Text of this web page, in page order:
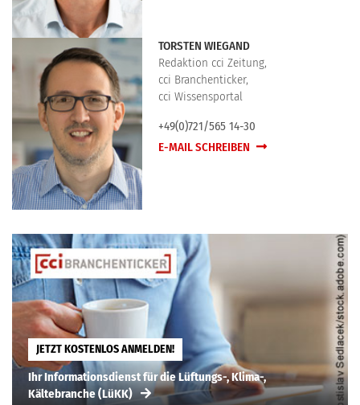
TORSTEN WIEGAND
Redaktion cci Zeitung,
cci Branchenticker,
cci Wissensportal
+49(0)721/565 14-30
E-MAIL SCHREIBEN
JETZT KOSTENLOS ANMELDEN!
Ihr Informationsdienst für die Lüftungs-, Klima-,
Kältebranche (LüKK)